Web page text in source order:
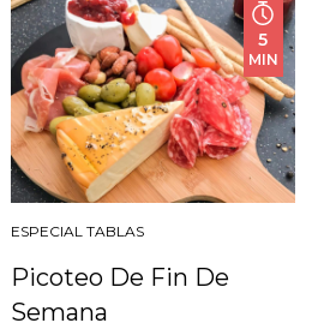
5
MIN
ESPECIAL TABLAS
Picoteo De Fin De
Semana